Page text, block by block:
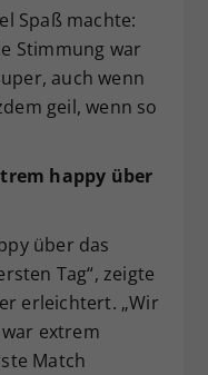
Spaß machte:
Stimmung war
auch wenn
geil, wenn so
happy über
über das
Tag“, zeigte
erleichtert. „Wir
extrem
Match